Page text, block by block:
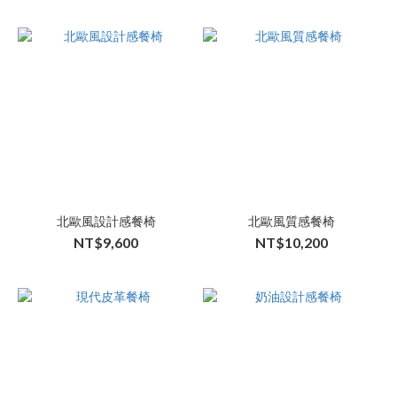
北歐風設計感餐椅
NT$9,600
北歐風質感餐椅
NT$10,200